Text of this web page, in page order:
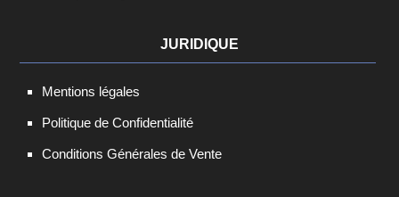
JURIDIQUE
Mentions légales
Politique de Confidentialité
Conditions Générales de Vente